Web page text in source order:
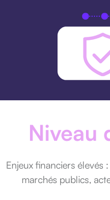
Niveau
Enjeux financiers élevés
marchés publics,